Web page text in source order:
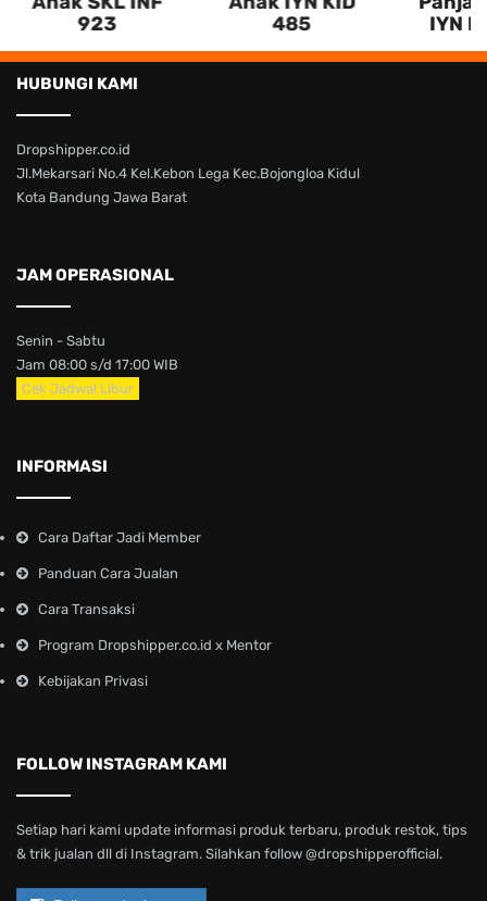
923
485
IYN
HUBUNGI KAMI
Dropshipper.co.id
Jl.Mekarsari No.4 Kel.Kebon Lega Kec.Bojongloa Kidul
Kota Bandung Jawa Barat
JAM OPERASIONAL
Senin - Sabtu
Jam 08:00 s/d 17:00 WIB
Cek Jadwal Libur
INFORMASI
Cara Daftar Jadi Member
Panduan Cara Jualan
Cara Transaksi
Program Dropshipper.co.id x Mentor
Kebijakan Privasi
FOLLOW INSTAGRAM KAMI
Setiap hari kami update informasi produk terbaru, produk restok, tips
& trik jualan dll di Instagram. Silahkan follow @dropshipperofficial.